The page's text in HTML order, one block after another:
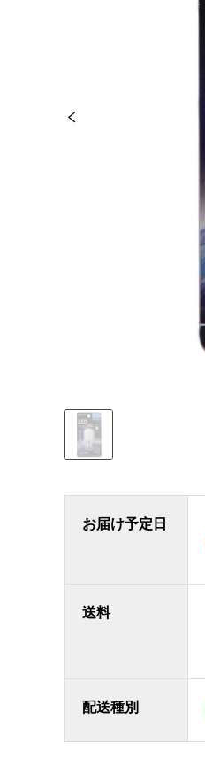
お届け予定日
送料
配送種別